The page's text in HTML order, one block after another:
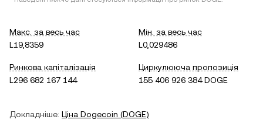
Макс. за весь час
L19,8359
Мін. за весь час
L0,029486
Ринкова капіталізація
L296 682 167 144
Циркулююча пропозиція
155 406 926 384 DOGE
Докладніше: Ціна Dogecoin (DOGE)